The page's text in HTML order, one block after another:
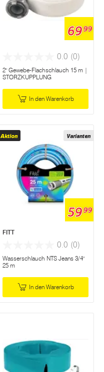
6999
0.0 (0)
2" Gewebe-Flachschlauch 15 m |
STORZKUPPLUNG
In den Warenkorb
Varianten
Aktion
5999
FITT
0.0 (0)
Wasserschlauch NTS Jeans 3/4"
25 m
In den Warenkorb